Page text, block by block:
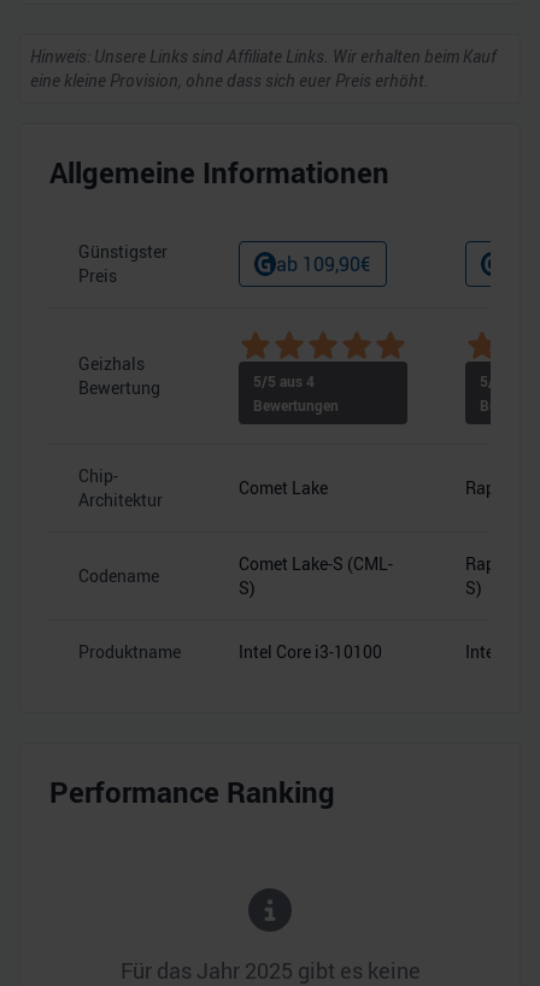
Hinweis: Unsere Links sind Affiliate Links. Wir erhalten beim Kauf
eine kleine Provision, ohne dass sich euer Preis erhöht.
Allgemeine Informationen
Günstigster
Preis
ab 109,90€
Geizhals
Bewertung
5/5 aus4
Bewertungen
5/5 aus
Chip-
Architektur
Comet Lake Raptor
Codename
Comet Lake-S (CML-
S)
Raptor
S)
Produktname Intel Core i3-10100 Intel
Performance Ranking
Für das Jahr 2025 gibt es keine